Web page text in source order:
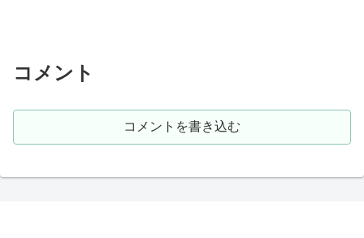
コメント
コメントを書き込む